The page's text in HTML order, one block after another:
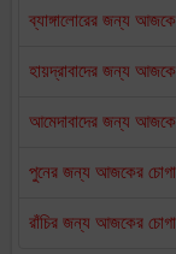
ব্যাঙ্গালোরের জন্য
হায়দ্রাবাদের জন্য
আমেদাবাদের জন্য
পুনের জন্য আজকের
রাঁচির জন্য আজকের